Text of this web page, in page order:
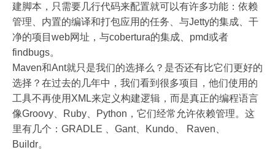
建脚本，只需要几行代码来配置就可以有许多功能：依赖
管理、内置的编译和打包应用的任务、与Jetty的集成、干
净的项目web网址，与cobertura的集成、pmd或者
findbugs。
Maven和Ant就只是我们的选择么？是否还有比它们更好的
选择？在过去的几年中，我们看到很多项目，他们使用的
工具不再使用XML来定义构建逻辑，而是真正的编程语言
像Groovy、Ruby、Python，它们经常允许依赖管理。这
里有几个：GRADLE 、Gant、Kundo、 Raven、
Buildr。